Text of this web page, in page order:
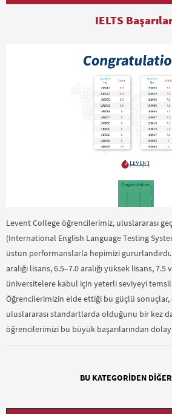
IELTS
Levent College öğrencilerimiz, uluslararası
(International English Language Testing
üstün performanslarla hepimizi gururlandırdı.
aralığı lisans, 6.5–7.0 aralığı yüksek lisans,
üniversitelere kabul için yeterli seviyeyi
Öğrencilerimizin elde ettiği bu güçlü
uluslararası standartlarda olduğunu bir kez
öğrencilerimizi bu büyük başarılarından
BU KATEGORIDEN